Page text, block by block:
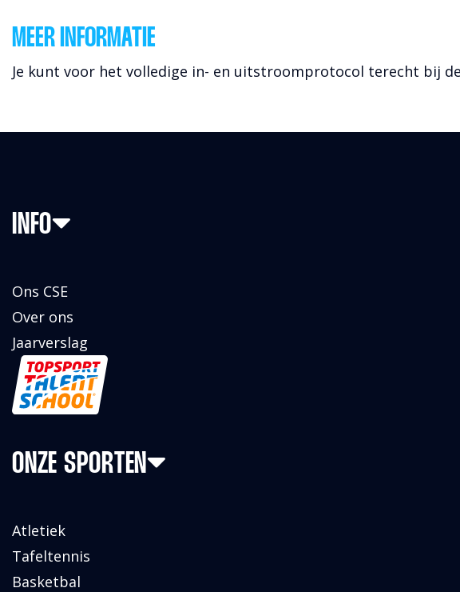
MEER INFORMATIE
Je kunt voor het volledige in- en uitstroomprotocol terecht bij de
INFO
Ons CSE
Over ons
Jaarverslag
ONZE SPORTEN
Atletiek
Tafeltennis
Basketbal